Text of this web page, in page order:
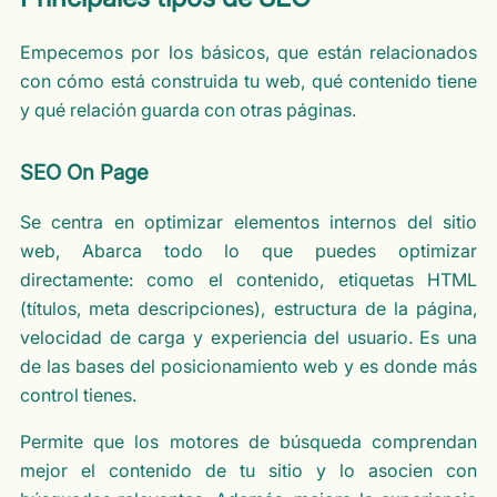
Empecemos por los básicos, que están relacionados
con cómo está construida tu web, qué contenido tiene
y qué relación guarda con otras páginas.
SEO On Page
Se centra en optimizar elementos internos del sitio
web, Abarca todo lo que puedes optimizar
directamente: como el contenido, etiquetas HTML
(títulos, meta descripciones), estructura de la página,
velocidad de carga y experiencia del usuario. Es una
de las bases del posicionamiento web y es donde más
control tienes.
Permite que los motores de búsqueda comprendan
mejor el contenido de tu sitio y lo asocien con